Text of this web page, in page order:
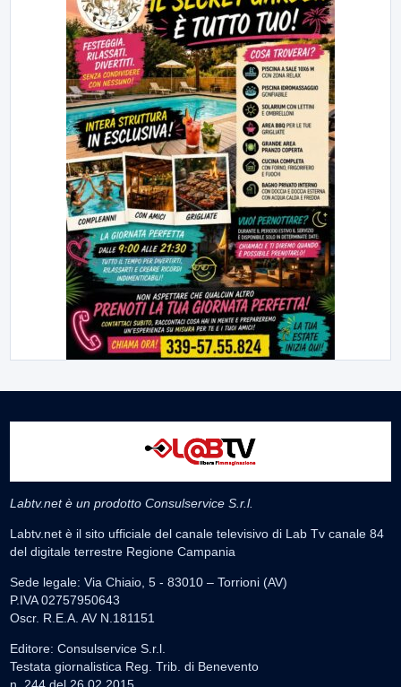
Labtv.net è un prodotto Consulservice S.r.l.
Labtv.net è il sito ufficiale del canale televisivo di Lab Tv canale 84
del digitale terrestre Regione Campania
Sede legale: Via Chiaio, 5 - 83010 – Torrioni (AV)
P.IVA 02757950643
Oscr. R.E.A. AV N.181151
Editore: Consulservice S.r.l.
Testata giornalistica Reg. Trib. di Benevento